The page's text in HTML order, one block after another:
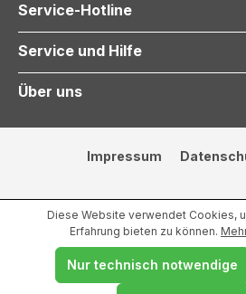
Service-Hotline
Service und Hilfe
Über uns
Impressum
Diese Website verwendet Cookies,
Erfahrung bieten zu können.
Nur technisch notwendige